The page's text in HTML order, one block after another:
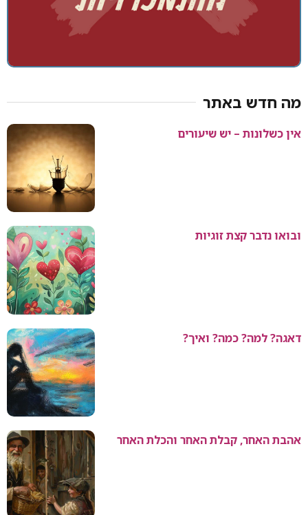
מה חדש באתר
אין כשלונות – יש שיעורים
ובואו נדבר קצת זוגיות
דאגה? למה? כמה? ואיך?
אהבת האחר, קבלת האחר והכלת האחר